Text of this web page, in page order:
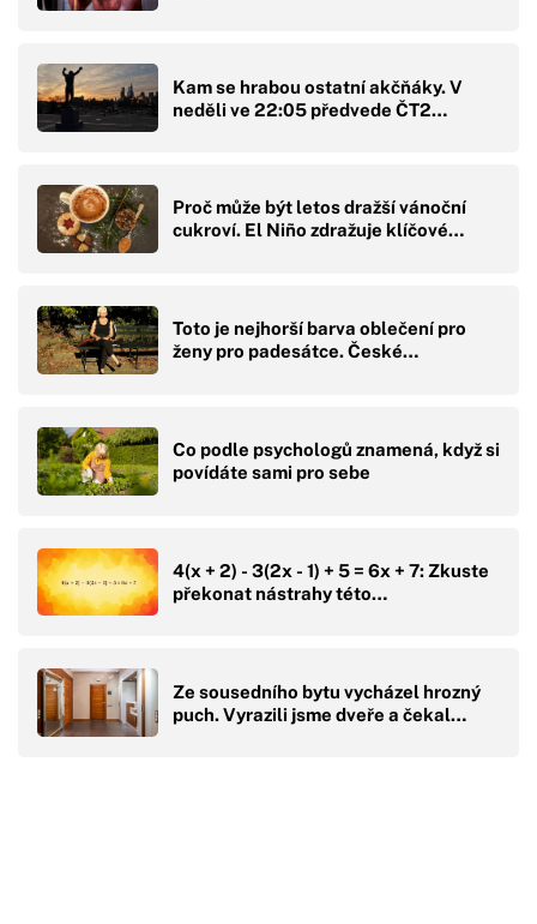
Kam se hrabou ostatní akčňáky. V
neděli ve 22:05 předvede ČT2…
Proč může být letos dražší vánoční
cukroví. El Niño zdražuje klíčové…
Toto je nejhorší barva oblečení pro
ženy pro padesátce. České…
Co podle psychologů znamená, když si
povídáte sami pro sebe
4(x + 2) - 3(2x - 1) + 5 = 6x + 7: Zkuste
překonat nástrahy této…
Ze sousedního bytu vycházel hrozný
puch. Vyrazili jsme dveře a čekal…